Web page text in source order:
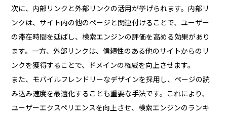
次に、内部リンクと外部リンクの活用が挙げられます。内部リ
ンクは、サイト内の他のページと関連付けることで、ユーザー
の滞在時間を延ばし、検索エンジンの評価を高める効果があり
ます。一方、外部リンクは、信頼性のある他のサイトからのリ
ンクを獲得することで、ドメインの権威を向上させます。
また、モバイルフレンドリーなデザインを採用し、ページの読
み込み速度を最適化することも重要な手法です。これにより、
ユーザーエクスペリエンスを向上させ、検索エンジンのランキ